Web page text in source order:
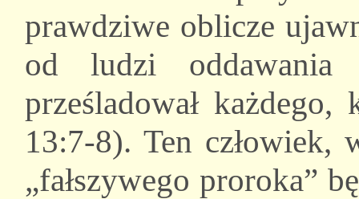
prawdziwe oblicze
od ludzi
prześladował
13:7-8). Ten człowiek,
„fałszywego proroka”